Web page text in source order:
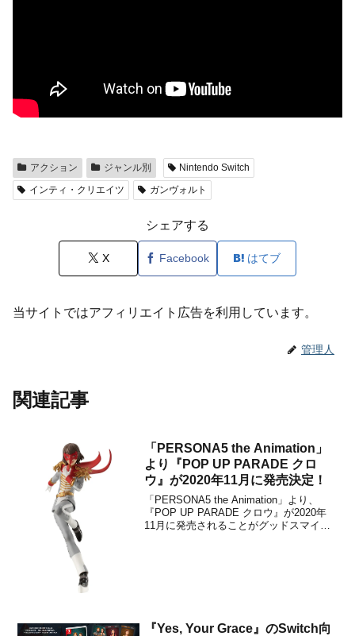
アクション ジャンル別
Nintendo Switch
インティ・クリエイツ
ガンヴォルト
シェアする
X Facebook はてブ
当サイトではアフィリエイト広告を利用しています。
管理人
関連記事
「PERSONA5 the Animation」
より『POP UP PARADE クロ
ウ』が2020年11月に発売決定！
「PERSONA5 the Animation」より、
『POP UP PARADE クロウ』が2020年
11月に発売されることがグッドスマイル
『Yes, Your Grace』のSwitch向